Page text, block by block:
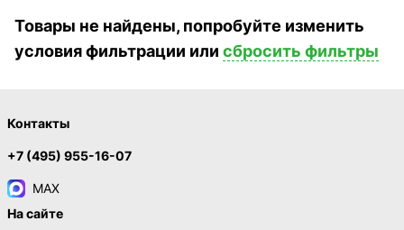
Товары не найдены, попробуйте изменить
условия фильтрации или сбросить фильтры
Контакты
+7 (495) 955-16-07
MAX
На сайте